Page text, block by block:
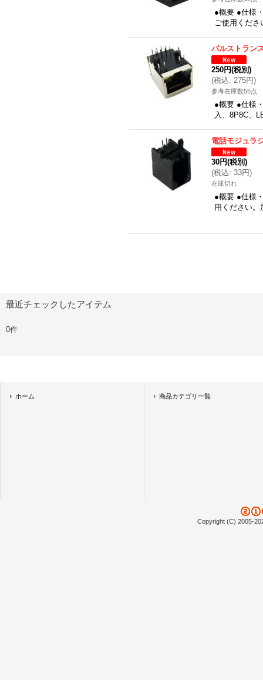
●概要 ●仕様
ご使用くだ
パルストラン
250円(税別)
(税込: 275円)
参考在庫数55点
●概要 ●仕様
入、8P8C、
電話モジュラ
30円(税別)
(税込: 33円)
在庫切れ
●概要 ●仕様
用ください
最近チェックしたアイテム
0件
ホーム 商品カテゴリ一覧
Copyright (C) 2005-